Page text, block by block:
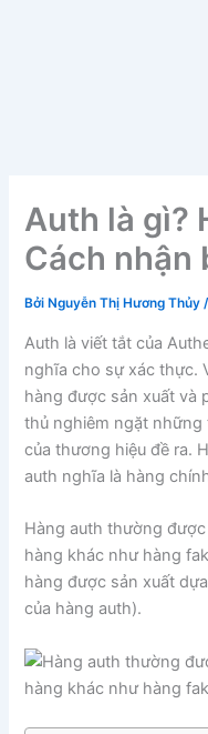
Auth là gì?
Cách nhận
Bởi Nguyễn Thị Hương Thủy
Auth là viết tắt của
nghĩa cho sự xác thực.
hàng được sản xuất và
thủ nghiêm ngặt những
của thương hiệu đề ra.
auth nghĩa là hàng
Hàng auth thường
hàng khác như hàng
hàng được sản xuất
của hàng auth).